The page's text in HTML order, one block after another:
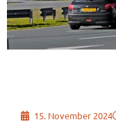
15. November 2024